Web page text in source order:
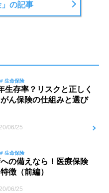
」の記事
# 生命保険
生存率？リスクと正しく
ん保険の仕組みと選び
06/25
# 生命保険
の備えなら！医療保険
徴（前編）
06/25